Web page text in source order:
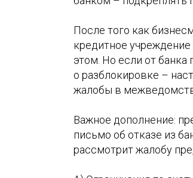
После того как
кредитное
этом. Но если от
о разблокировке –
жалобы в
Важное дополнение:
письмо об отказе из
рассмотрит жалобу